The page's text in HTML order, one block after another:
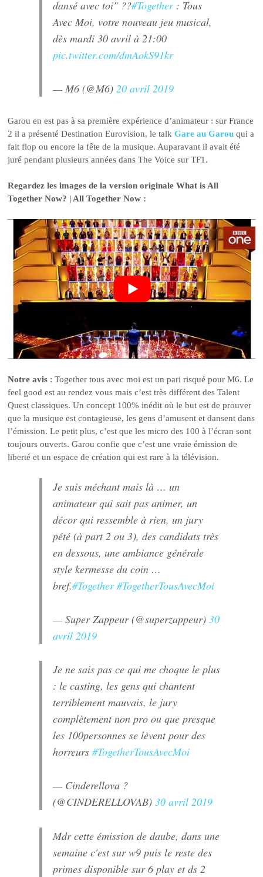
dansé avec toi" ??#Together: Tous
Avec Moi, votre nouveau jeu musical,
dès mardi 30 avril à 21:00
pic.twitter.com/dmAokS91kr
— M6 (@M6)20 avril 2019
Garou en est pas à sa première expérience d’animateur : sur France
2 il a présenté Destination Eurovision, le talk Gare au Garou qui a
fait flop ou encore la fête de la musique. Auparavant il avait été
juré pendant plusieurs années dans The Voice sur TF1.
Regardez les images de la version originale What is All
Together Now? | All Together Now :
Notre avis : Together tous avec moi est un pari risqué pour M6. Le
feel good est au rendez vous mais c’est très différent des Talent
Quest classiques. Un concept 100% inédit où le but est de prouver
que la musique est contagieuse, les gens d’amusent et dansent dans
l’émission. Le petit plus, c’est que les micro des 100 à l’écran sont
toujours ouverts. Garou confie que c’est une vraie émission de
liberté et un espace de création qui est rare à la télévision.
Je suis méchant mais là … un
animateur qui sait pas animer, un
décor qui ressemble à rien, un jury
pété (à part 2 ou 3), des candidats très
en dessous, une ambiance générale
style kermesse du coin …
bref.#Together #TogetherTousAvecMoi
— Super Zappeur (@superzappeur)30
avril 2019
Je ne sais pas ce qui me choque le plus
: le casting, les gens qui chantent
terriblement mauvais, le jury
complètement non pro ou que presque
les 100personnes se lèvent pour des
horreurs#TogetherTousAvecMoi
— Cinderellova ?
(@CINDERELLOVAB)30 avril 2019
Mdr cette émission de daube, dans une
semaine c'est sur w9 puis le reste des
primes disponible sur 6 play et ds 2